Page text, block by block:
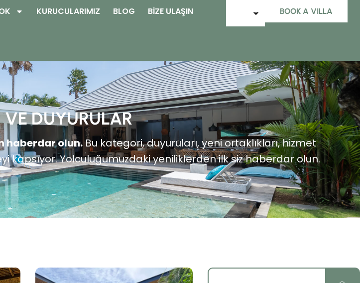
KURUCULARIMIZ BLOG BIZE ULAŞIN BOOK A VILLA
VE DUYURULAR
haberdar olun.Bu kategori, duyuruları, yeni ortaklıkları, hizmet
Yolculuğumuzdaki yeniliklerden ilk siz haberdar olun.